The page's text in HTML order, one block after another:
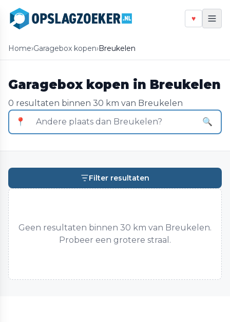
♥
Home›Garagebox kopen›Breukelen
Garagebox kopen in Breukelen
0 resultaten binnen 30 km van Breukelen
📍
🔍
Filter resultaten
Geen resultaten binnen 30 km van Breukelen.
Probeer een grotere straal.